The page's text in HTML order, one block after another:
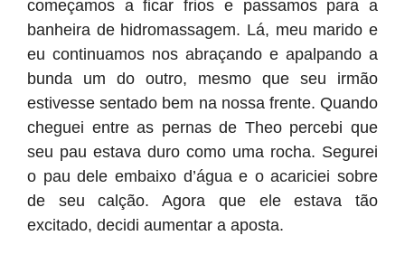
começamos a ficar frios e passamos para a
banheira de hidromassagem. Lá, meu marido e
eu continuamos nos abraçando e apalpando a
bunda um do outro, mesmo que seu irmão
estivesse sentado bem na nossa frente. Quando
cheguei entre as pernas de Theo percebi que
seu pau estava duro como uma rocha. Segurei
o pau dele embaixo d’água e o acariciei sobre
de seu calção. Agora que ele estava tão
excitado, decidi aumentar a aposta.